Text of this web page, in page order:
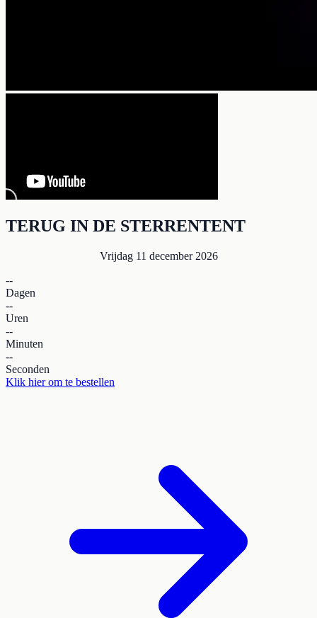
TERUG IN DE STERRENTENT
Vrijdag 11 december 2026
--
Dagen
--
Uren
--
Minuten
--
Seconden
Klik hier om te bestellen